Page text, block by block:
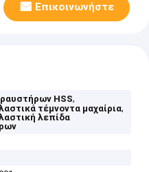
Επικοινωνήστε
HSS,
τέμνοντα μαχαίρια,
λεπίδα